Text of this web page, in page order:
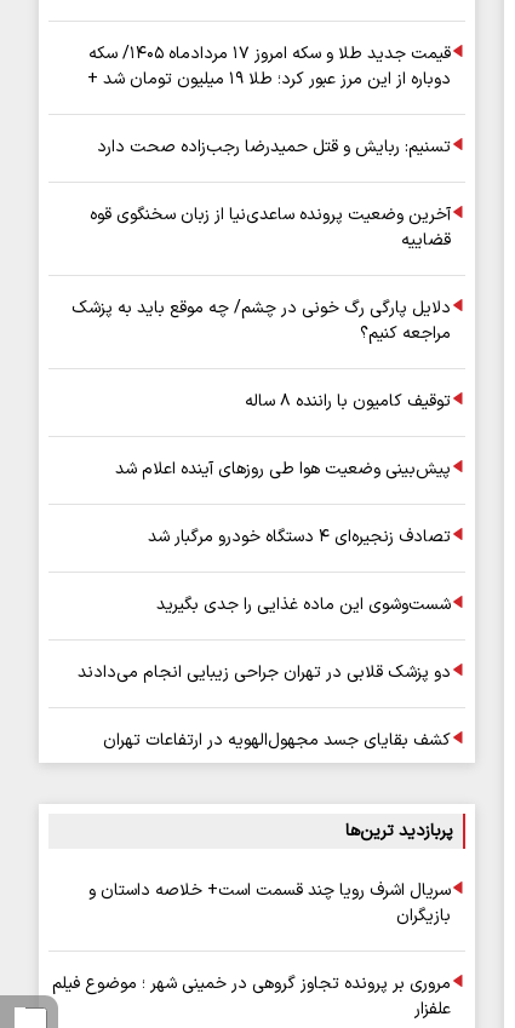
قیمت جدید طلا و سکه امروز ۱۷ مردادماه ۱۴۰۵/ سکه
دوباره از این مرز عبور کرد؛ طلا ۱۹ میلیون تومان شد +
تسنیم: ربایش و قتل حمیدرضا رجب‌زاده صحت دارد
آخرین وضعیت پرونده ساعدی‌نیا از زبان سخنگوی قوه
قضاییه
دلایل پارگی رگ خونی در چشم/ چه موقع باید به پزشک
مراجعه کنیم؟
توقیف کامیون با راننده ۸ ساله
پیش‌بینی وضعیت هوا طی روزهای آینده اعلام شد
تصادف زنجیره‌ای ۴ دستگاه خودرو مرگبار شد
شست‌وشوی این ماده غذایی را جدی بگیرید
دو پزشک قلابی در تهران جراحی زیبایی انجام می‌دادند
کشف بقایای جسد مجهول‌الهویه در ارتفاعات تهران
پربازدید ترین‌ها
سریال اشرف رویا چند قسمت است+ خلاصه داستان و
بازیگران
مروری بر پرونده تجاوز گروهی در خمینی شهر ؛ موضوع فیلم
علفزار